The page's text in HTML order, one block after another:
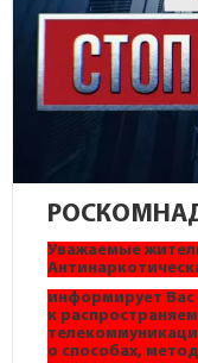
Уважаемые
А
информирует Вас
к
о способах,